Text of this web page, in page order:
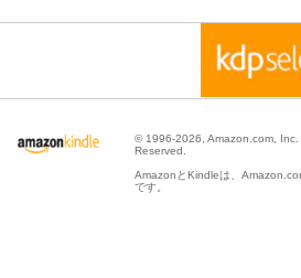
© 1996-2026, Amazon.com,
Reserved.
AmazonとKindleは、
です。